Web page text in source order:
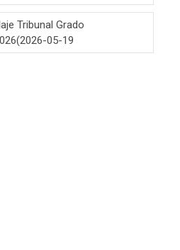
Tribunal Grado
05-19